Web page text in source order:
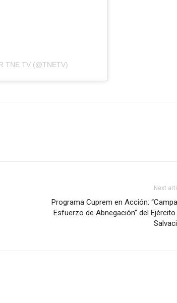
TNE TV (@TNETV)
Next
Programa Cuprem en Acción:
Esfuerzo de Abnegación” del Ejército